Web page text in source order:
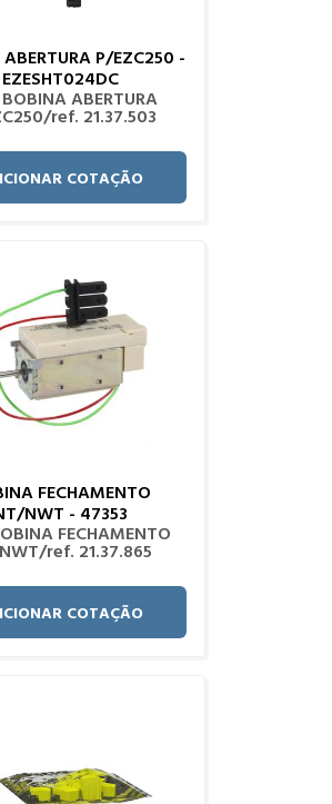
P/EZC250 -
EZESHT024DC
ABERTURA
ref. 21.37.503
COTAÇÃO
FECHAMENTO
NWT - 47353
FECHAMENTO
ref. 21.37.865
COTAÇÃO